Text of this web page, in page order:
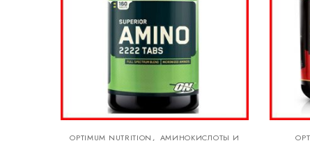
OPTIMUM NUTRITION , АМИНОКИСЛОТЫ И